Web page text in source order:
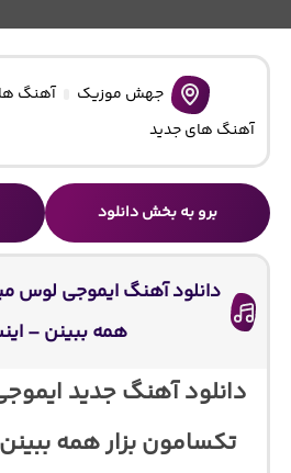
جهش موزیک آهنگ
آهنگ های جدید
برو به بخش دانلود
دانلود آهنگ ایموجی لوس
همه ببینن –
دانلود آهنگ جدید
تکسامون بزار همه